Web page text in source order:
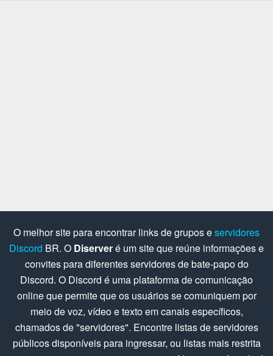
O melhor site para encontrar links de grupos eservidores
Discord BR. O Diserveré um site que reúne informações e
convites para diferentes servidores de bate-papo do
Discord. O Discord é uma plataforma de comunicação
online que permite que os usuários se comuniquem por
meio de voz, vídeo e texto em canais específicos,
chamados de "servidores". Encontre listas de servidores
públicos disponíveis para ingressar, ou listas mais restrita